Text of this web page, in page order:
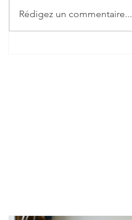
Rédigez un commentaire...